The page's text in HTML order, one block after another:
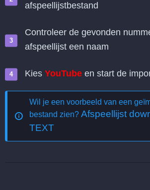
afspeellijstbestand
Controleer de gevonden
afspeellijst een naam
Kies YouTube en start de
Wil je een voorbeeld van een
bestand zien? Afspeellijst
TEXT